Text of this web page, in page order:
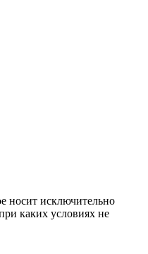
носит исключительно
каких условиях не